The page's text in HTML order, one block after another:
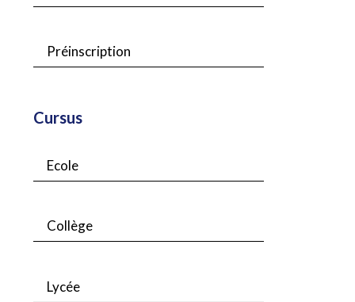
Préinscription
Cursus
Ecole
Collège
Lycée